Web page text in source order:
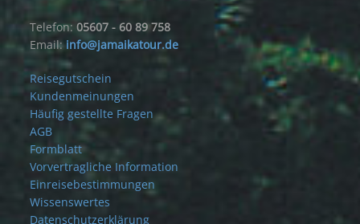
Telefon:05607 - 60 89 758
Email: info@jamaikatour.de
Reisegutschein
Kundenmeinungen
Häufig gestellte Fragen
AGB
Formblatt
Vorvertragliche Information
Einreisebestimmungen
Wissenswertes
Datenschutzerklärung